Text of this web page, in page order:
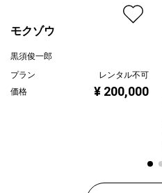
モクゾウ
黒須俊一郎
プラン
レンタル不可
価格
¥ 200,000